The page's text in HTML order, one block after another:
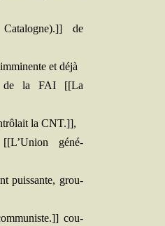
de
et déjà
de la FAI [[La
la CNT.]],
géné­
puis­sante, grou­
cou­